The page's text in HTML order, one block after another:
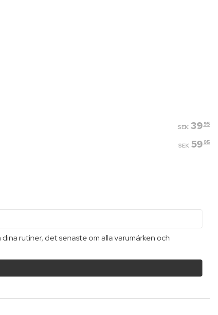
SEK 39 95
SEK 59 95
rutiner, det senaste om alla varumärken och